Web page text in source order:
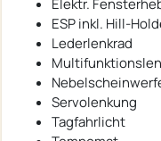
ESP inkl. Hill-
Lederlenkrad
Servolenkung
Tagfahrlicht